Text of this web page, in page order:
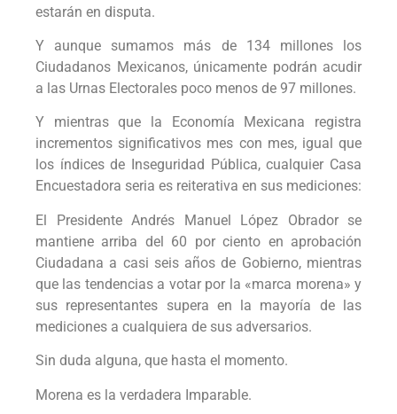
estarán en disputa.
Y aunque sumamos más de 134 millones los
Ciudadanos Mexicanos, únicamente podrán acudir
a las Urnas Electorales poco menos de 97 millones.
Y mientras que la Economía Mexicana registra
incrementos significativos mes con mes, igual que
los índices de Inseguridad Pública, cualquier Casa
Encuestadora seria es reiterativa en sus mediciones:
El Presidente Andrés Manuel López Obrador se
mantiene arriba del 60 por ciento en aprobación
Ciudadana a casi seis años de Gobierno, mientras
que las tendencias a votar por la «marca morena» y
sus representantes supera en la mayoría de las
mediciones a cualquiera de sus adversarios.
Sin duda alguna, que hasta el momento.
Morena es la verdadera Imparable.